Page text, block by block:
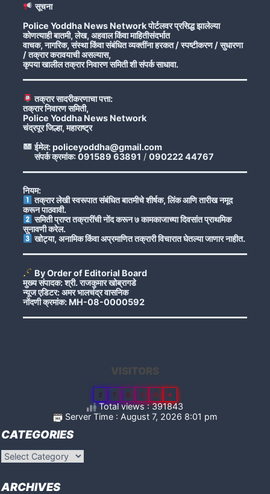
सूचना
Police Yoddha News Network पोर्टलवर प्रसिद्ध झालेल्या
कोणत्याही बातमी, लेख, अहवाल किंवा माहितीसंदर्भात
वाचक, नागरिक, संस्था किंवा संबंधित व्यक्तींना हरकत / स्पष्टीकरण / सुधारणा
/ तक्रार करावयाची असल्यास,
कृपया खालील तक्रार निवारण समिती शी संपर्क साधावा.
तक्रार सादरीकरणाचा पत्ता:
तक्रार निवारण समिती,
Police Yoddha News Network
चंद्रपूर जिल्हा, महाराष्ट्र
ईमेल: policeyoddha@gmail.com
संपर्क क्रमांक: 091589 63891 / 090222 44767
नियम:
तक्रार लेखी स्वरूपात संबंधित बातमीचे शीर्षक, लिंक आणि तारीख नमूद
करून पाठवावी.
समिती प्राप्त तक्रारींची नोंद करून ७ कामकाजाच्या दिवसांत प्राथमिक
सुनावणी करेल.
खोट्या, अनामिक किंवा अप्रमाणित तक्रारी विचारात घेतल्या जाणार नाहीत.
By Order of Editorial Board
मुख्य संपादक: श्री. राजकुमार खोब्रागडे
न्यूज एडिटर: अमर भालचंद्र वासनिक
नोंदणी क्रमांक: MH-08-0000592
VISITORS
2 7 8 3 0 4
Total views : 391843
Server Time : August 7, 2026 8:01 pm
CATEGORIES
Categories
ARCHIVES